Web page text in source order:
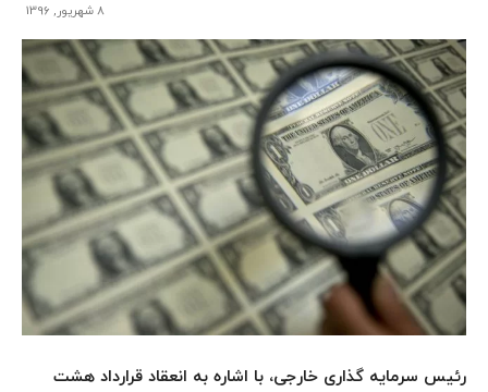
8 شهریور, 1396
رئیس سرمایه گذاری خارجی، با اشاره به انعقاد قرارداد هشت